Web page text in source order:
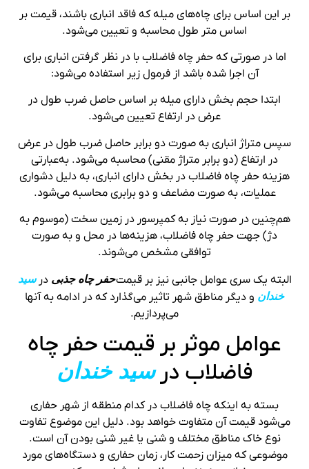
بر این اساس برای چاه‌های میله که فاقد انباری باشند، قیمت بر
اساس متر طول محاسبه و تعیین می‌شود.
اما در صورتی که حفر چاه فاضلاب با در نظر گرفتن انباری برای
آن اجرا شده باشد از فرمول زیر استفاده می‌شود:
ابتدا حجم بخش دارای میله بر اساس حاصل ضرب طول در
عرض در ارتفاع تعیین می‌شود.
سپس متراژ انباری به صورت دو برابر حاصل ضرب طول در عرض
در ارتفاع (دو برابر متراژ مقنی) محاسبه می‌شود. به‌عبارتی
هزینه حفر چاه فاضلاب در بخش دارای انباری، به دلیل دشواری
عملیات، به صورت مضاعف و دو برابری محاسبه می‌شود.
هم‌چنین در صورت نیاز به کمپرسور در زمین سخت (موسوم به
دژ) جهت حفر چاه فاضلاب، هزینه‌ها در محل و به صورت
توافقی مشخص می‌شوند.
البته یک سری عوامل جانبی نیز بر قیمتحفر چاه جذبی درسید
خندان و دیگر مناطق شهر تاثیر می‌گذارد که در ادامه به آنها
می‌پردازیم.
عوامل موثر بر قیمت حفر چاه
فاضلاب درسید خندان
بسته به اینکه چاه فاضلاب در کدام منطقه از شهر حفاری
می‌شود قیمت آن متفاوت خواهد بود. دلیل این موضوع تفاوت
نوع خاک مناطق مختلف و شنی یا غیر شنی بودن‌ آن است.
موضوعی که میزان زحمت کار، زمان حفاری و دستگاه‌های مورد